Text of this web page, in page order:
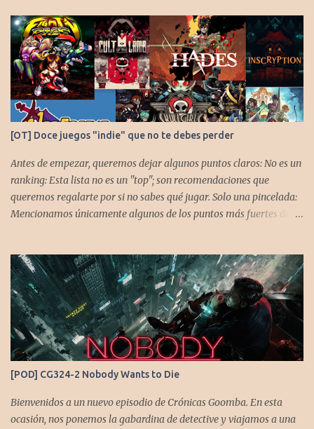
[OT] Doce juegos "indie" que no te debes perder
Antes de empezar, queremos dejar algunos puntos claros: No es un
ranking: Esta lista no es un "top"; son recomendaciones que
queremos regalarte por si no sabes qué jugar. Solo una pincelada:
Mencionamos únicamente algunos de los puntos más fuertes de
asegurar que, al menos uno, se adapte a tus gustos. Si te gusta este
tipo de contenido, háznoslo saber para crear nuevas entradas con
otros doce juegos imprescindibles. Cuphead En la mente de los dos
hermanos desarrolladores, la idea de fusionar el arte de las
películas de animación clásica con un juego de disparos (al estilo
Contra o Metal Slug) era una apuesta ganadora. En la ejecución, la
calidad es insuperable. Posee un excelente diseño de niveles,
variedad de jefes, plataformas desafiantes y una música
estupenda. Es un título que te mantiene enganchado a pesar de su
alta dificultad...
[POD] CG324-2 Nobody Wants to Die
Bienvenidos a un nuevo episodio de Crónicas Goomba. En esta
ocasión, nos ponemos la gabardina de detective y viajamos a una